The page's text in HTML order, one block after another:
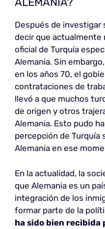
Después de investigar
decir que actualmente
oficial de Turquía
Alemania. Sin
en los años 70, el
contrataciones de
llevó a que muchos
de origen y otros
Alemania. Esto pudo
percepción de Turquía
Alemania en ese
En la actualidad, la
que Alemania es un
integración de los
formar parte de la
ha sido bien recibida